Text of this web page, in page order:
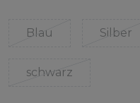
Blau Silber
schwarz